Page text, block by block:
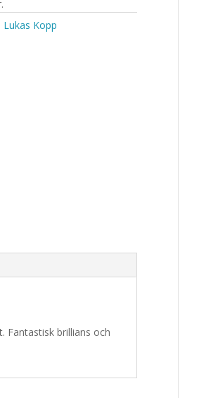
Lukas Kopp
Fantastisk brillians och